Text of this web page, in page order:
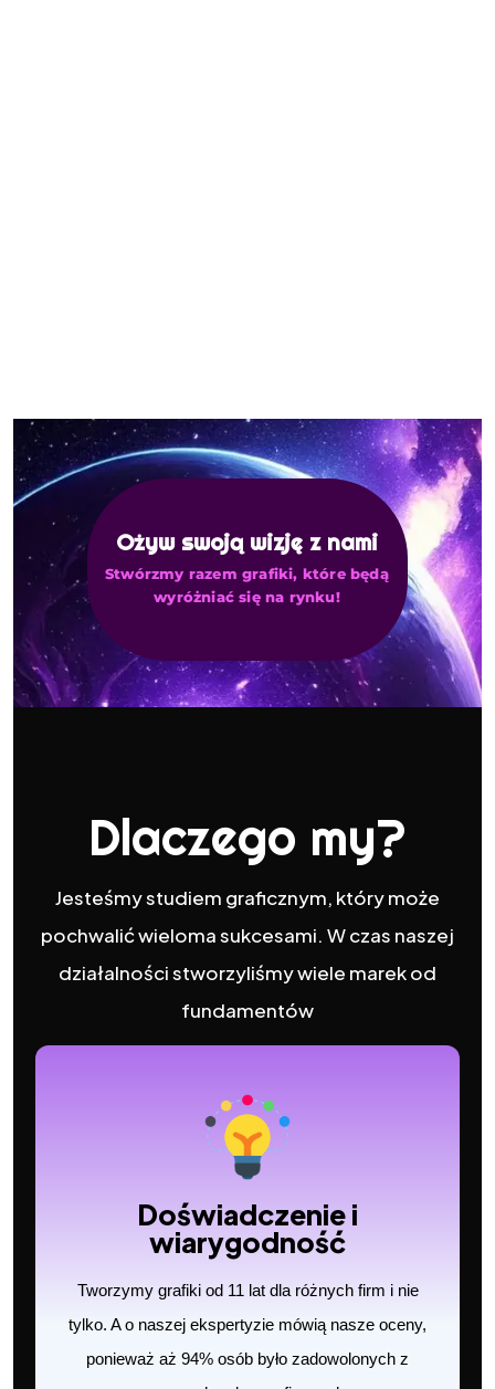
Ożyw swoją wizję z nami
Stwórzmy razem grafiki, które będą
wyróżniać się na rynku!
Dlaczego my?
Jesteśmy studiem graficznym, który może
pochwalić wieloma sukcesami. W czas naszej
działalności stworzyliśmy wiele marek od
fundamentów
Doświadczenie i
wiarygodność
Tworzymy grafiki od 11 lat dla różnych firm i nie
tylko. A o naszej ekspertyzie mówią nasze oceny,
ponieważ aż 94% osób było zadowolonych z